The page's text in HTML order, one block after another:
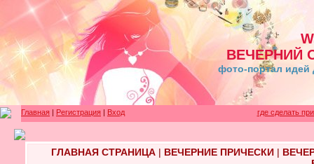
ВЕЧЕРНИЙ
фото-портал идей
Главная | Регистрация | Вход где сделать
ГЛАВНАЯ СТРАНИЦА| ВЕЧЕРНИЕ ПРИЧЕСКИ|